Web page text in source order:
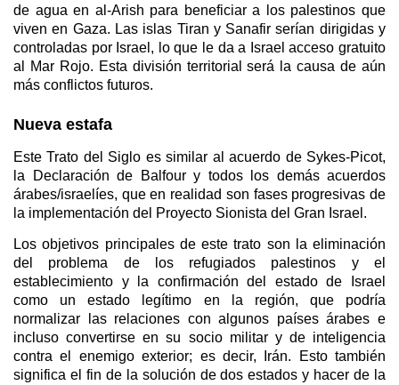
de agua en al-Arish para beneficiar a los palestinos que
viven en Gaza. Las islas Tiran y Sanafir serían dirigidas y
controladas por Israel, lo que le da a Israel acceso gratuito
al Mar Rojo. Esta división territorial será la causa de aún
más conflictos futuros.
Nueva estafa
Este Trato del Siglo es similar al acuerdo de Sykes-Picot,
la Declaración de Balfour y todos los demás acuerdos
árabes/israelíes, que en realidad son fases progresivas de
la implementación del Proyecto Sionista del Gran Israel.
Los objetivos principales de este trato son la eliminación
del problema de los refugiados palestinos y el
establecimiento y la confirmación del estado de Israel
como un estado legítimo en la región, que podría
normalizar las relaciones con algunos países árabes e
incluso convertirse en su socio militar y de inteligencia
contra el enemigo exterior; es decir, Irán. Esto también
significa el fin de la solución de dos estados y hacer de la